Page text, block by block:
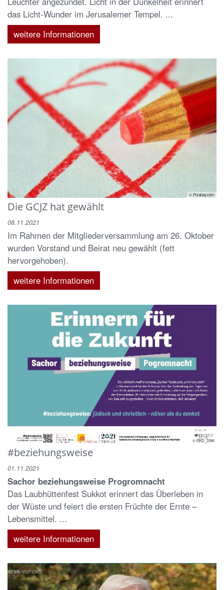
das Licht-Wunder im Jerusalemer Tempel. ...
weitere Informationen
© Pixabay.com
Die GCJZ hat gewählt
08.11.2021
Im Rahmen der Mitgliederversammlung am 26. Oktober
wurden Vorstand und Beirat neu gewählt (fett
hervorgehoben).
weitere Informationen
© EKD_DBK
#beziehungsweise
01.11.2021
Sachor beziehungsweise Progromnacht
Das Laubhüttenfest Sukkot erinnert das Überleben in
der Wüste und feiert die ersten Früchte der Ernte –
Lebensmittel. ...
weitere Informationen